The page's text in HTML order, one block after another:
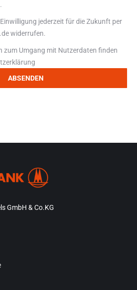
jederzeit für die Zukunft per
widerrufen.
zum Umgang mit Nutzerdaten finden
GmbH & Co.KG